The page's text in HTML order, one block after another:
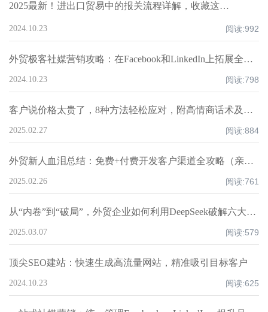
2025最新！进出口贸易中的报关流程详解，收藏这一篇就够了！
2024.10.23 阅读:992
外贸极客社媒营销攻略：在Facebook和LinkedIn上拓展全球市场
2024.10.23 阅读:798
客户说价格太贵了，8种方法轻松应对，附高情商话术及案例！
2025.02.27 阅读:884
外贸新人血泪总结：免费+付费开发客户渠道全攻略（亲测爆单路径）
2025.02.26 阅读:761
从“内卷”到“破局”，外贸企业如何利用DeepSeek破解六大核心痛点，重构全球化竞争力？
2025.03.07 阅读:579
顶尖SEO建站：快速生成高流量网站，精准吸引目标客户
2024.10.23 阅读:625